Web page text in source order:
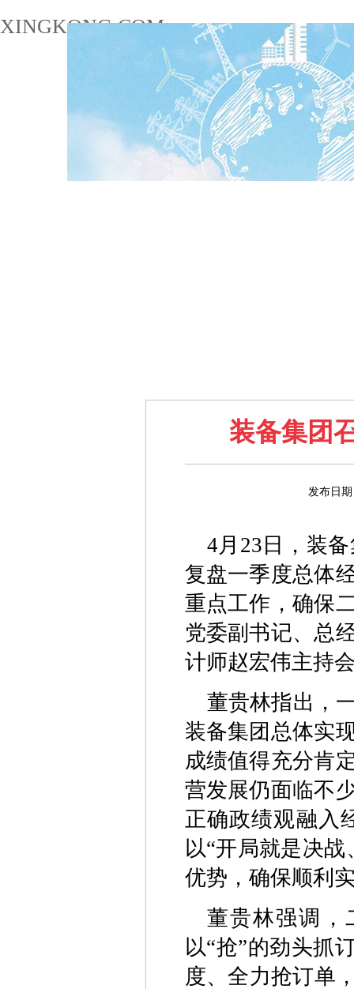
XINGKONG.COM
装备集团
发布日
4月23日，装
复盘一季度总体
重点工作，确保
党委副书记、总
计师赵宏伟主持
董贵林指出，
装备集团总体实
成绩值得充分肯
营发展仍面临不
正确政绩观融入
以“开局就是决
优势，确保顺利
董贵林强调，
以“抢”的劲头抓
度、全力抢订单